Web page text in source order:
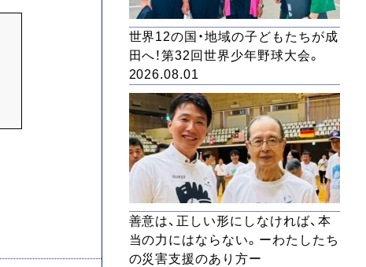
世界12の国・地域の子どもたちが成
田へ！第32回世界少年野球大会。
2026.08.01
善意は、正しい形にしなければ、本
当の力にはならない。ーわたしたち
の災害支援のあり方ー